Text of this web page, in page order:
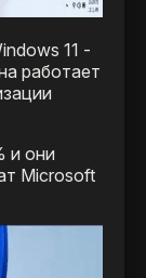
11 -
работает
и они
Microsoft